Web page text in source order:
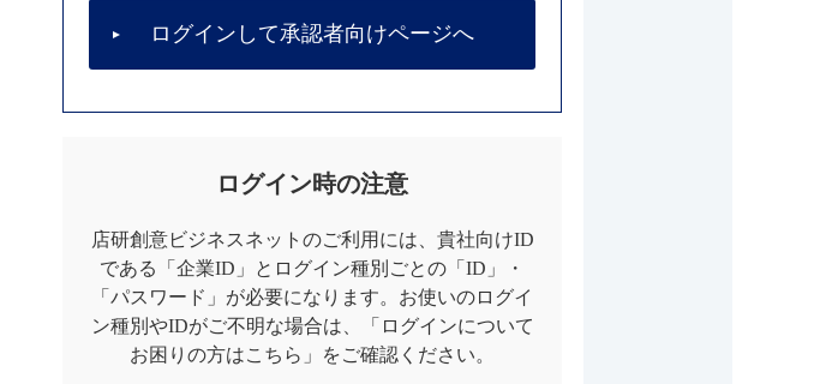
ログインして承認者向けページへ
ログイン時の注意
店研創意ビジネスネットのご利用には、貴社向けID
である「企業ID」とログイン種別ごとの「ID」・
「パスワード」が必要になります。お使いのログイ
ン種別やIDがご不明な場合は、「ログインについて
お困りの方はこちら」をご確認ください。